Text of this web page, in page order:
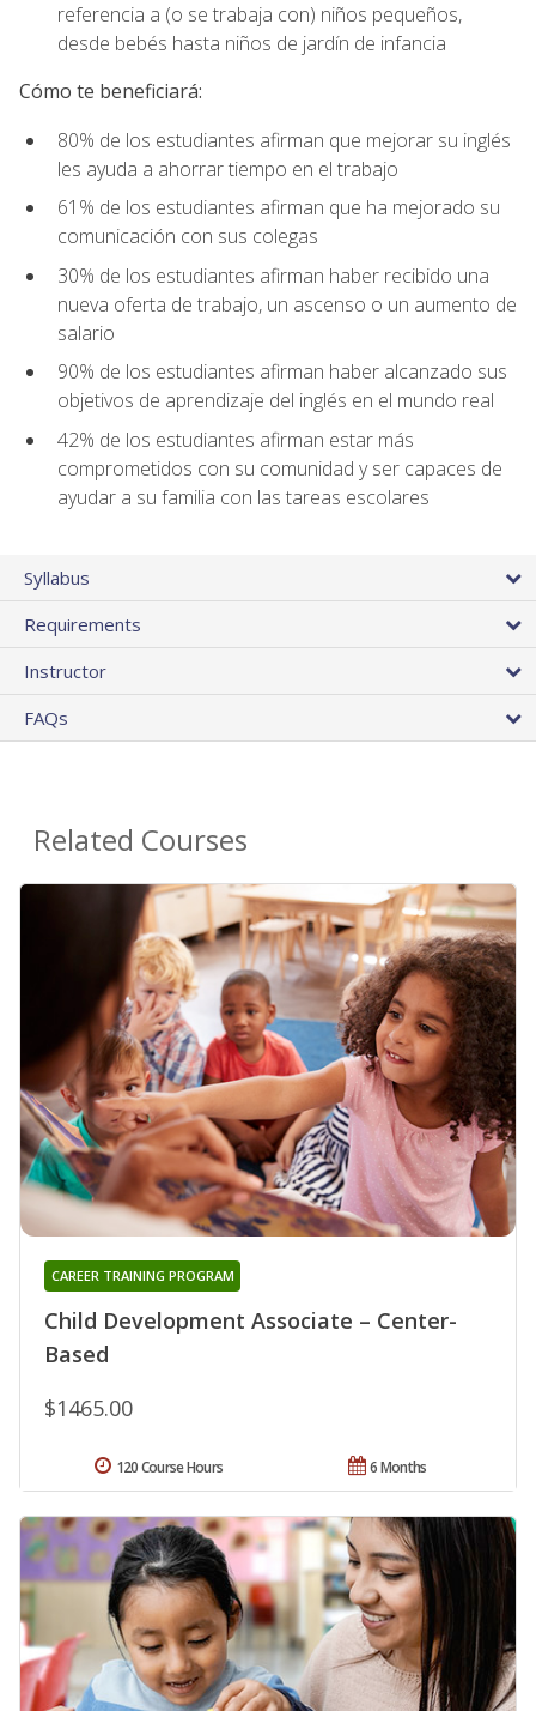
referencia a (o se trabaja con) niños pequeños,
desde bebés hasta niños de jardín de infancia
Cómo te beneficiará:
80% de los estudiantes afirman que mejorar su inglés
les ayuda a ahorrar tiempo en el trabajo
61% de los estudiantes afirman que ha mejorado su
comunicación con sus colegas
30% de los estudiantes afirman haber recibido una
nueva oferta de trabajo, un ascenso o un aumento de
salario
90% de los estudiantes afirman haber alcanzado sus
objetivos de aprendizaje del inglés en el mundo real
42% de los estudiantes afirman estar más
comprometidos con su comunidad y ser capaces de
ayudar a su familia con las tareas escolares
Syllabus
Requirements
Instructor
FAQs
Related Courses
Child Development Associate – Center-
Based
CAREER TRAINING PROGRAM
$1465.00
6 Months
120 Course Hours